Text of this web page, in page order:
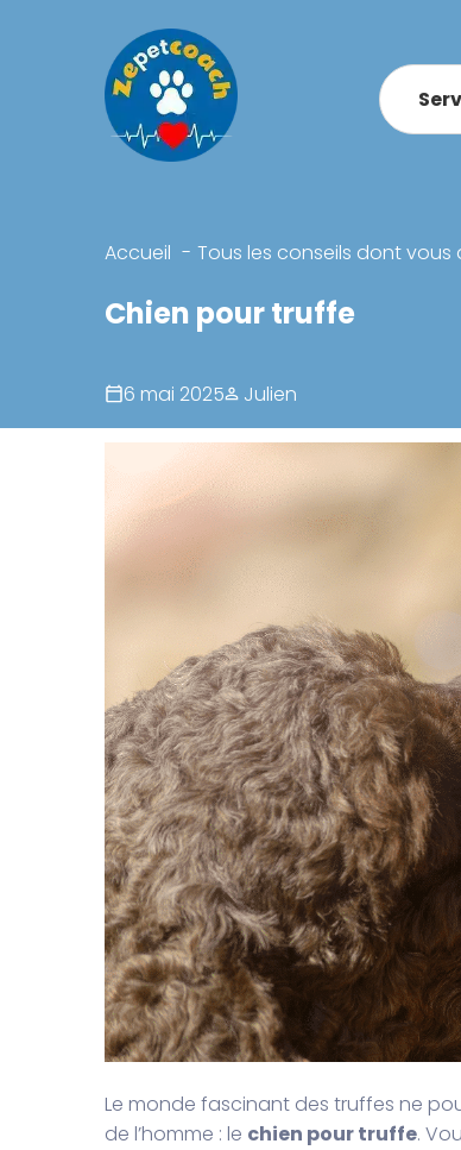
Accueil Tous les conseils dont vous
Chien pour truffe
6 mai 2025 Julien
Le monde fascinant des truffes ne
de l’homme : le chien pour truffe.